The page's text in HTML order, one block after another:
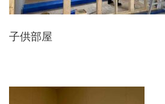
子供部屋